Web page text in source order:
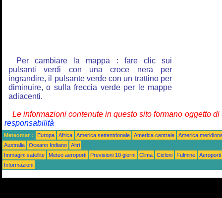
Per cambiare la mappa : fare clic sui
pulsanti verdi con una croce nera per
ingrandire, il pulsante verde con un trattino per
diminuire, o sulla freccia verde per le mappe
adiacenti.
Le informazioni contenute in questo sito formano oggetto
responsabilità
Meteomar : Europa Africa America settentrionale America centrale
America
Australia
Oceano Indiano
Altri
Immagini satellite
Meteo aeroporti Previsioni 10 giorni Clima Cicloni Fulmine
Aeroporti
Informazioni